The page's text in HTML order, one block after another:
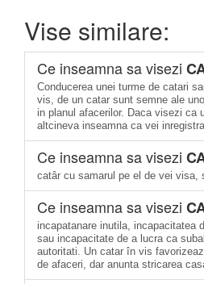
Vise similare:
Ce inseamna sa visezi
Conducerea unei turme de catari
vis, de un catar sunt semne ale
in planul afacerilor. Daca visezi ca
altcineva inseamna ca vei
Ce inseamna sa visezi
catâr cu samarul pe el de vei visa,
Ce inseamna sa visezi
incapatanare inutila, incapacitatea
sau incapacitate de a lucra ca
autoritati. Un catar în vis
de afaceri, dar anunta stricarea